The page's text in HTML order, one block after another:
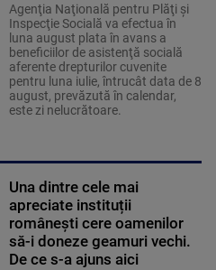
Agenţia Naţională pentru Plăţi şi
Inspecţie Socială va efectua în
luna august plata în avans a
beneficiilor de asistenţă socială
aferente drepturilor cuvenite
pentru luna iulie, întrucât data de 8
august, prevăzută în calendar,
este zi nelucrătoare.
Una dintre cele mai
apreciate instituții
românești cere oamenilor
să-i doneze geamuri vechi.
De ce s-a ajuns aici